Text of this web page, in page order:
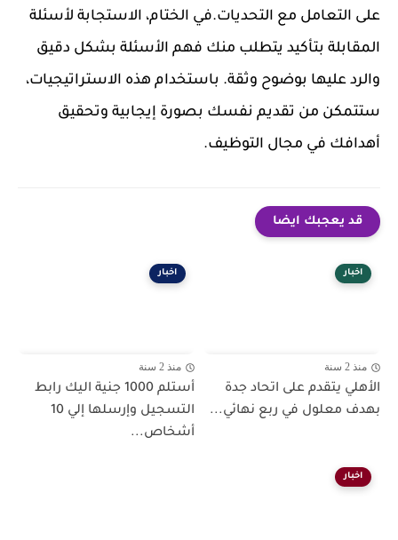
على التعامل مع التحديات.في الختام، الاستجابة لأسئلة
المقابلة بتأكيد يتطلب منك فهم الأسئلة بشكل دقيق
والرد عليها بوضوح وثقة. باستخدام هذه الاستراتيجيات،
ستتمكن من تقديم نفسك بصورة إيجابية وتحقيق
أهدافك في مجال التوظيف.
قد يعجبك ايضا
اخبار
منذ 2 سنة
الأهلي يتقدم على اتحاد جدة
بهدف معلول في ربع نهائي...
اخبار
منذ 2 سنة
أستلم 1000 جنية اليك رابط
التسجيل وإرسلها إلي 10
أشخاص...
اخبار